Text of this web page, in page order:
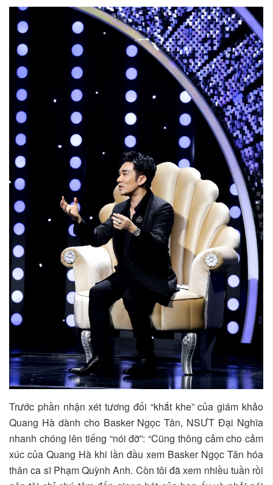
Trước phần nhận xét tương đối “khắt khe” của giám khảo
Quang Hà dành cho Basker Ngọc Tân, NSƯT Đại Nghĩa
nhanh chóng lên tiếng “nói đỡ”: “Cũng thông cảm cho cảm
xúc của Quang Hà khi lần đầu xem Basker Ngọc Tân hóa
thân ca sĩ Phạm Quỳnh Anh. Còn tôi đã xem nhiều tuần rồi